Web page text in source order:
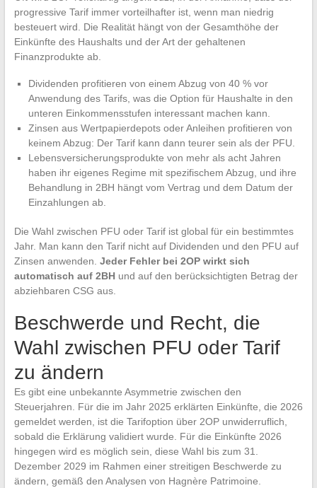
progressive Tarif immer vorteilhafter ist, wenn man niedrig
besteuert wird. Die Realität hängt von der Gesamthöhe der
Einkünfte des Haushalts und der Art der gehaltenen
Finanzprodukte ab.
Dividenden profitieren von einem Abzug von 40 % vor
Anwendung des Tarifs, was die Option für Haushalte in den
unteren Einkommensstufen interessant machen kann.
Zinsen aus Wertpapierdepots oder Anleihen profitieren von
keinem Abzug: Der Tarif kann dann teurer sein als der PFU.
Lebensversicherungsprodukte von mehr als acht Jahren
haben ihr eigenes Regime mit spezifischem Abzug, und ihre
Behandlung in 2BH hängt vom Vertrag und dem Datum der
Einzahlungen ab.
Die Wahl zwischen PFU oder Tarif ist global für ein bestimmtes
Jahr. Man kann den Tarif nicht auf Dividenden und den PFU auf
Zinsen anwenden. Jeder Fehler bei 2OP wirkt sich
automatisch auf 2BHund auf den berücksichtigten Betrag der
abziehbaren CSG aus.
Beschwerde und Recht, die
Wahl zwischen PFU oder Tarif
zu ändern
Es gibt eine unbekannte Asymmetrie zwischen den
Steuerjahren. Für die im Jahr 2025 erklärten Einkünfte, die 2026
gemeldet werden, ist die Tarifoption über 2OP unwiderruflich,
sobald die Erklärung validiert wurde. Für die Einkünfte 2026
hingegen wird es möglich sein, diese Wahl bis zum 31.
Dezember 2029 im Rahmen einer streitigen Beschwerde zu
ändern, gemäß den Analysen von Hagnère Patrimoine.